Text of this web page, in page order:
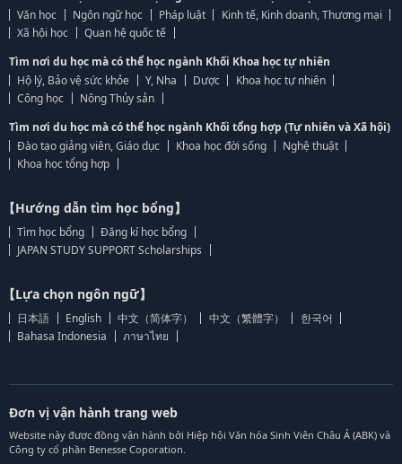
Văn học
Ngôn ngữ học Pháp luật
Kinh tế, Kinh doanh, Thương mại
Xã hội học
Quan hệ quốc tế
Tìm nơi du học mà có thể học ngành Khối Khoa học tự nhiên
Hộ lý, Bảo vệ sức khỏe
Y, Nha Dược
Khoa học tự nhiên
Công học
Nông Thủy sản
Tìm nơi du học mà có thể học ngành Khối tổng hợp (Tự nhiên và Xã hội)
Đào tạo giảng viên, Giáo dục
Khoa học đời sống
Nghệ thuật
Khoa học tổng hợp
【Hướng dẫn tìm học bổng】
Tìm học bổng
Đăng kí học bổng
JAPAN STUDY SUPPORT Scholarships
【Lựa chọn ngôn ngữ】
日本語 English 中文（简体字） 中文（繁體字）
한국어
Bahasa Indonesia
ภาษาไทย
Đơn vị vận hành trang web
Website này được đồng vận hành bởi Hiệp hội Văn hóa Sinh Viên Châu Á (ABK) và
Công ty cổ phần Benesse Coporation.